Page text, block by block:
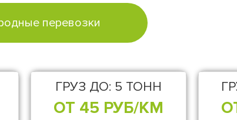
перевозки
ГРУЗ ДО: 5 ТОНН
ОТ 45 РУБ/КМ